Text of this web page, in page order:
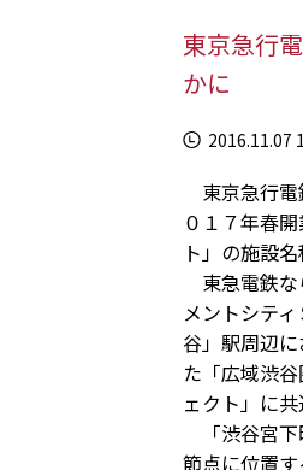
東京急行
かに
2016.11.07
東京急行電
０１７年春
ト」の施設
東急電鉄な
メントシテ
谷」駅周辺
た「広域渋
ェクト」に
「渋谷宮下
節点に位置